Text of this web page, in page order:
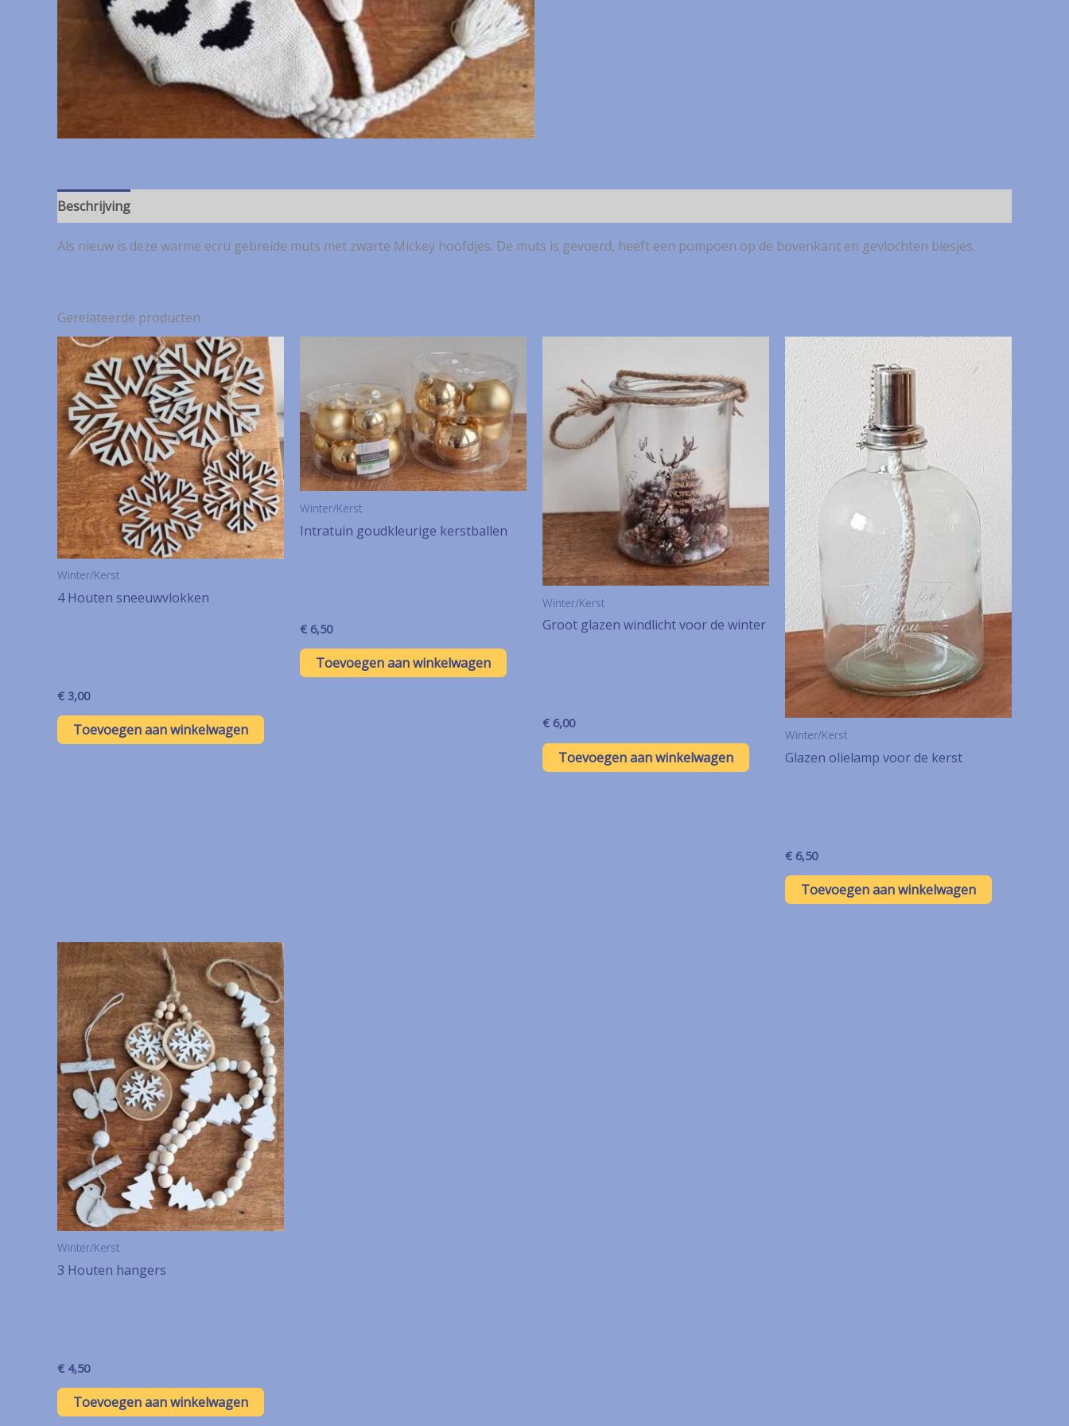
Beschrijving
Als nieuw is deze warme ecru gebreide muts met zwarte Mickey hoofdjes. De muts is gevoerd, heeft een pompoen op de bovenkant en gevlochten biesjes.
Gerelateerde producten
Winter/Kerst
4 Houten sneeuwvlokken
€ 3,00
Toevoegen aan winkelwagen
Winter/Kerst
Intratuin goudkleurige kerstballen
€ 6,50
Toevoegen aan winkelwagen
Winter/Kerst
Groot glazen windlicht voor de winter
€ 6,00
Toevoegen aan winkelwagen
Winter/Kerst
Glazen olielamp voor de kerst
€ 6,50
Toevoegen aan winkelwagen
Winter/Kerst
3 Houten hangers
€ 4,50
Toevoegen aan winkelwagen